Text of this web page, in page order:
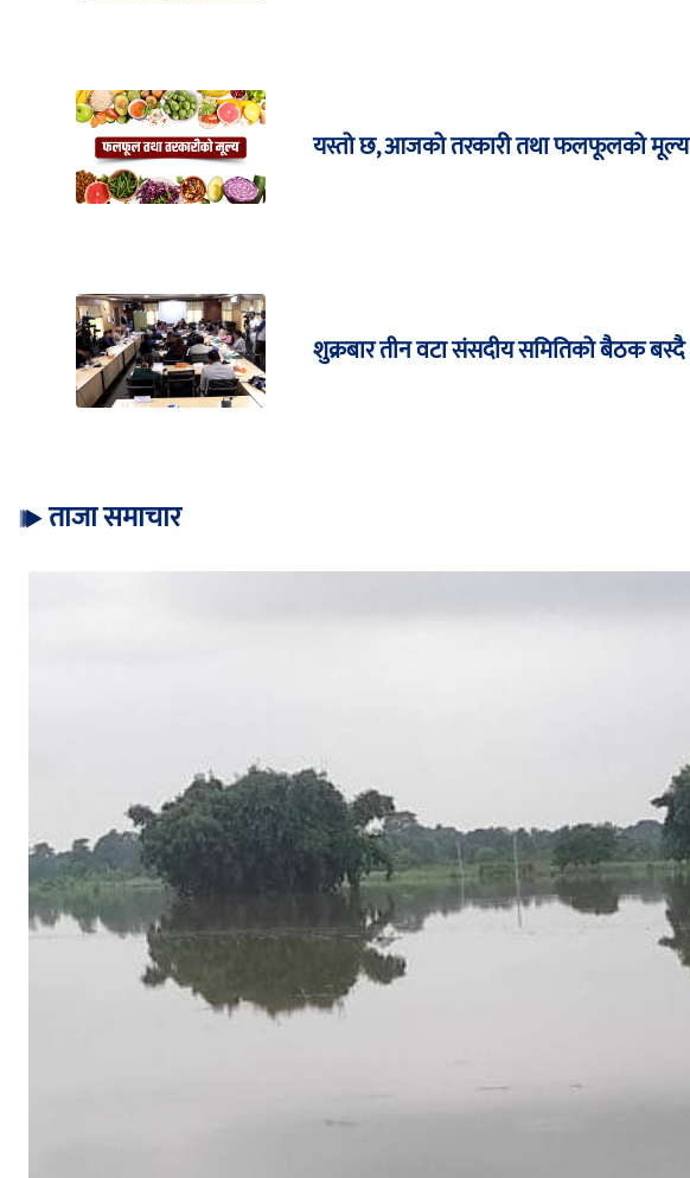
यस्तो छ, आजको तरकारी तथा फलफूलको मूल्य
शुक्रबार तीन वटा संसदीय समितिको बैठक बस्दै
ताजा समाचार